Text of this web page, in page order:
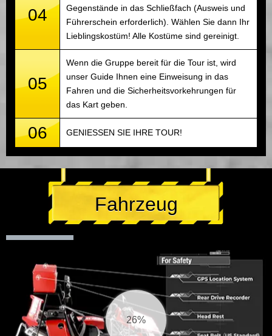
04
Gegenstände in das Schließfach (Ausweis und
Führerschein erforderlich). Wählen Sie dann Ihr
Lieblingskostüm! Alle Kostüme sind gereinigt.
05
Wenn die Gruppe bereit für die Tour ist, wird
unser Guide Ihnen eine Einweisung in das
Fahren und die Sicherheitsvorkehrungen für
das Kart geben.
06 GENIESSEN SIE IHRE TOUR!
Fahrzeug
27%